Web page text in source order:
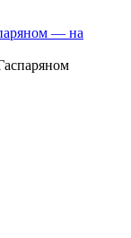
— на